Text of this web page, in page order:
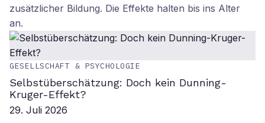
zusätzlicher Bildung. Die Effekte halten bis ins Alter
an.
GESELLSCHAFT & PSYCHOLOGIE
Selbstüberschätzung: Doch kein Dunning-
Kruger-Effekt?
29. Juli 2026